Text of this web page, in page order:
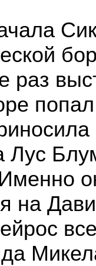
раз
Лус
на